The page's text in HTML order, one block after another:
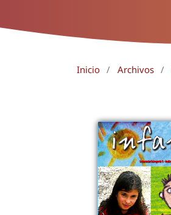
Inicio / Archivos /